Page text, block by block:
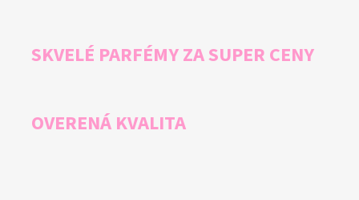
SKVELÉ PARFÉMY ZA SUPER CENY
OVERENÁ KVALITA